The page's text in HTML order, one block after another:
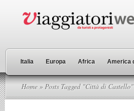
Italia Europa Africa America
Home » Posts Tagged "Città di Castello"